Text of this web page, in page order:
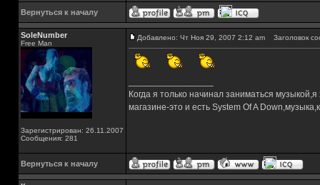
Вернуться к началу
SoleNumber
Free Man
Зарегистрирован: 26.11.2007
Сообщения: 281
Добавлено: Чт Ноя 29, 2007 2:12 am Заголовок
Когда я только начинал заниматься
магазине-это и есть System Of A
Вернуться к началу